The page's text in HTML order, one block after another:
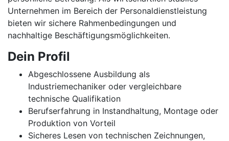
Unternehmen im Bereich der Personaldienstleistung
bieten wir sichere Rahmenbedingungen und
nachhaltige Beschäftigungsmöglichkeiten.
Dein Profil
Abgeschlossene Ausbildung als
Industriemechaniker oder vergleichbare
technische Qualifikation
Berufserfahrung in Instandhaltung, Montage oder
Produktion von Vorteil
Sicheres Lesen von technischen Zeichnungen,